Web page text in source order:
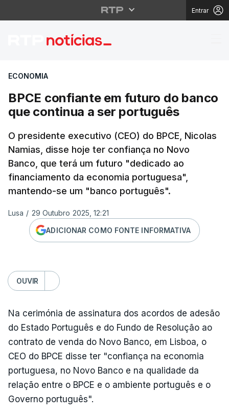
Entrar
BPCE confiante em
ECONOMIA
BPCE confiante em futuro do banco
que continua a ser português
O presidente executivo (CEO) do BPCE, Nicolas
Namias, disse hoje ter confiança no Novo
Banco, que terá um futuro "dedicado ao
financiamento da economia portuguesa",
mantendo-se um "banco português".
Lusa / 29 Outubro 2025, 12:21
ADICIONAR COMO FONTE INFORMATIVA
OUVIR
Na cerimónia de assinatura dos acordos de adesão
do Estado Português e do Fundo de Resolução ao
contrato de venda do Novo Banco, em Lisboa, o
CEO do BPCE disse ter "confiança na economia
portuguesa, no Novo Banco e na qualidade da
relação entre o BPCE e o ambiente português e o
Governo português".